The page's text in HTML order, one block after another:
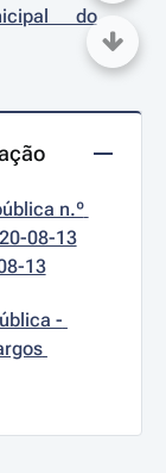
do
n.º
08-13
13
-